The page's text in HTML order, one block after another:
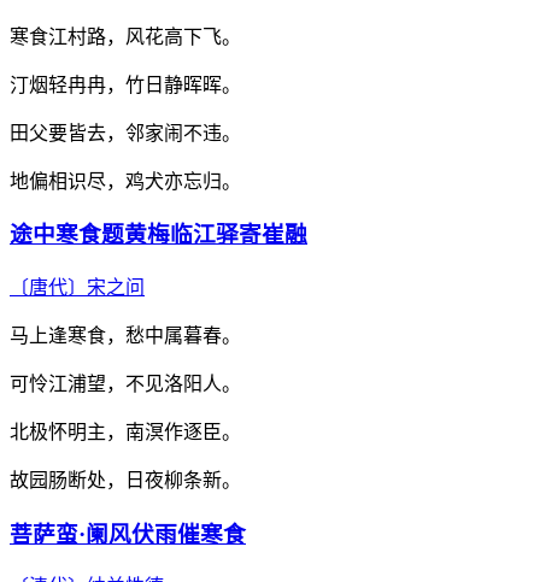
寒食江村路，风花高下飞。
汀烟轻冉冉，竹日静晖晖。
田父要皆去，邻家闹不违。
地偏相识尽，鸡犬亦忘归。
途中寒食题黄梅临江驿寄崔融
〔唐代〕 宋之问
马上逢寒食，愁中属暮春。
可怜江浦望，不见洛阳人。
北极怀明主，南溟作逐臣。
故园肠断处，日夜柳条新。
菩萨蛮·阑风伏雨催寒食